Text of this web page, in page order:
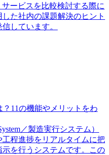
ービスを比較検討する際に
た社内の課題解決のヒント
しています。
11の機能やメリットをわ
／製造実行システム）
程進捗をリアルタイムに把
を行うシステムです。この